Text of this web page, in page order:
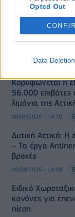
Opted Out
Data Deletion
Κορυφώνεται η
56.000
λιμάνια της
08/08/2026 - 14:30
Δυτική Αττική: Η
– Τα έργα
βροχές
08/08/2026 - 14:08
Ειδικό
κανόνες για
πίεση